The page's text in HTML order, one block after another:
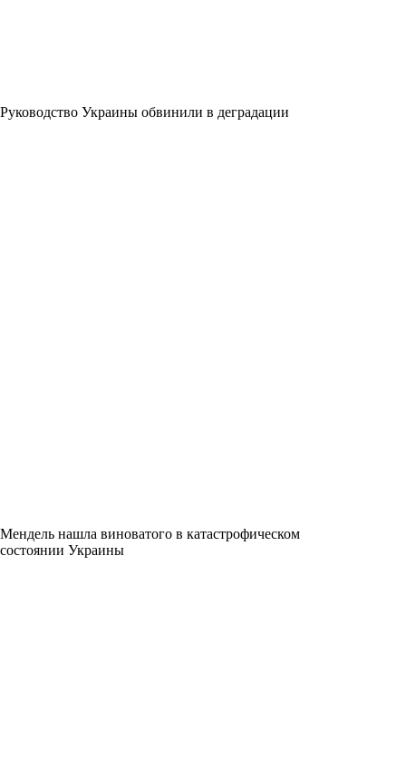
Руководство Украины обвинили в деградации
Мендель нашла виноватого в катастрофическом
состоянии Украины